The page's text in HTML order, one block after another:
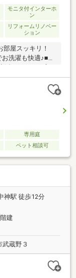
モニタ付インターホ
ン
リフォームリノベー
ション
屋スッキリ！
洗濯も快適♪■採
♪≪お家は見るの
！≫(1) さくっと見
り見学コース
（120分～）飯
売専門会社のホ
当物件をご案内
のご見学はお気
３－８８４８】
専用庭
ペット相談可
神駅 徒歩12分
建
蔵野３